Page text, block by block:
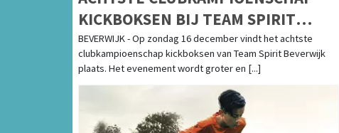
KICKBOKSEN BIJ TEAM SPIRIT
BEVERWIJK
BEVERWIJK - Op zondag 16 december vindt het achtste
clubkampioenschap kickboksen van Team Spirit Beverwijk
plaats. Het evenement wordt groter en [...]